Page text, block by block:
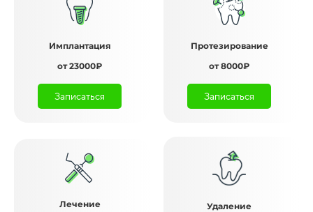
Имплантация
от 23000₽
Записаться
Протезирование
от 8000₽
Записаться
Лечение
Удаление